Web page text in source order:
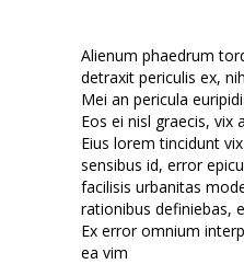
Alienum phaedrum
detraxit periculis ex,
Mei an pericula
Eos ei nisl graecis, vix
Eius lorem tincidunt
sensibus id, error
facilisis urbanitas
rationibus definiebas,
Ex error omnium
ea vim